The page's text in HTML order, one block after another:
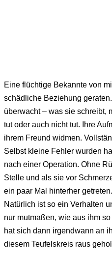
Eine flüchtige Bekannte von
schädliche Beziehung
überwacht – was sie schreibt,
tut oder auch nicht tut. Ihre
ihrem Freund widmen.
Selbst kleine Fehler wurden
nach einer Operation. Ohne
Stelle und als sie vor
ein paar Mal hinterher getreten.
Natürlich ist so ein Verhalten
nur mutmaßen, wie aus ihm
hat sich dann irgendwann an
diesem Teufelskreis raus